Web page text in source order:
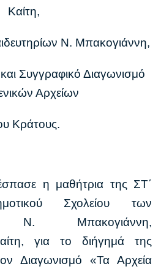
Καίτη,
Ν. Μπακογιάννη,
Συγγραφικό Διαγωνισμό
Αρχείων
Κράτους.
η μαθήτρια της ΣΤ΄
Σχολείου των
Ν. Μπακογιάννη,
για το διήγημά της
Διαγωνισμό «Τα Αρχεία